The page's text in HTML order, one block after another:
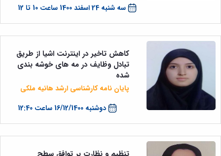
سه شنبه 24 اسفند 1400 ساعت 10 تا 12
دوشنبه 16/12/1400 ساعت 12:40
کاهش تاخیر در اینترنت اشیا از طریق
تبادل وظایف در مه های خوشه بندی
شده
پایان نامه کارشناسی ارشد هانیه ملکی